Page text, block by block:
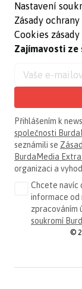
Nastavení
Zásady
Cookies zásady
Zajímavosti ze
Přihlášením k
společnosti
seznámili se
BurdaMedia Extra
organizaci a
Chcete navíc
informace od
zpracováním
soukromí
©